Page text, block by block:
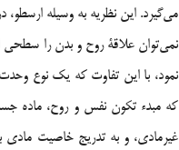
مي‌گيرد. اين نظريه به وسيله
كه مبدء تكون نفس و روح، ماده
غيرمادي، و به تدريج خاصيت مادي